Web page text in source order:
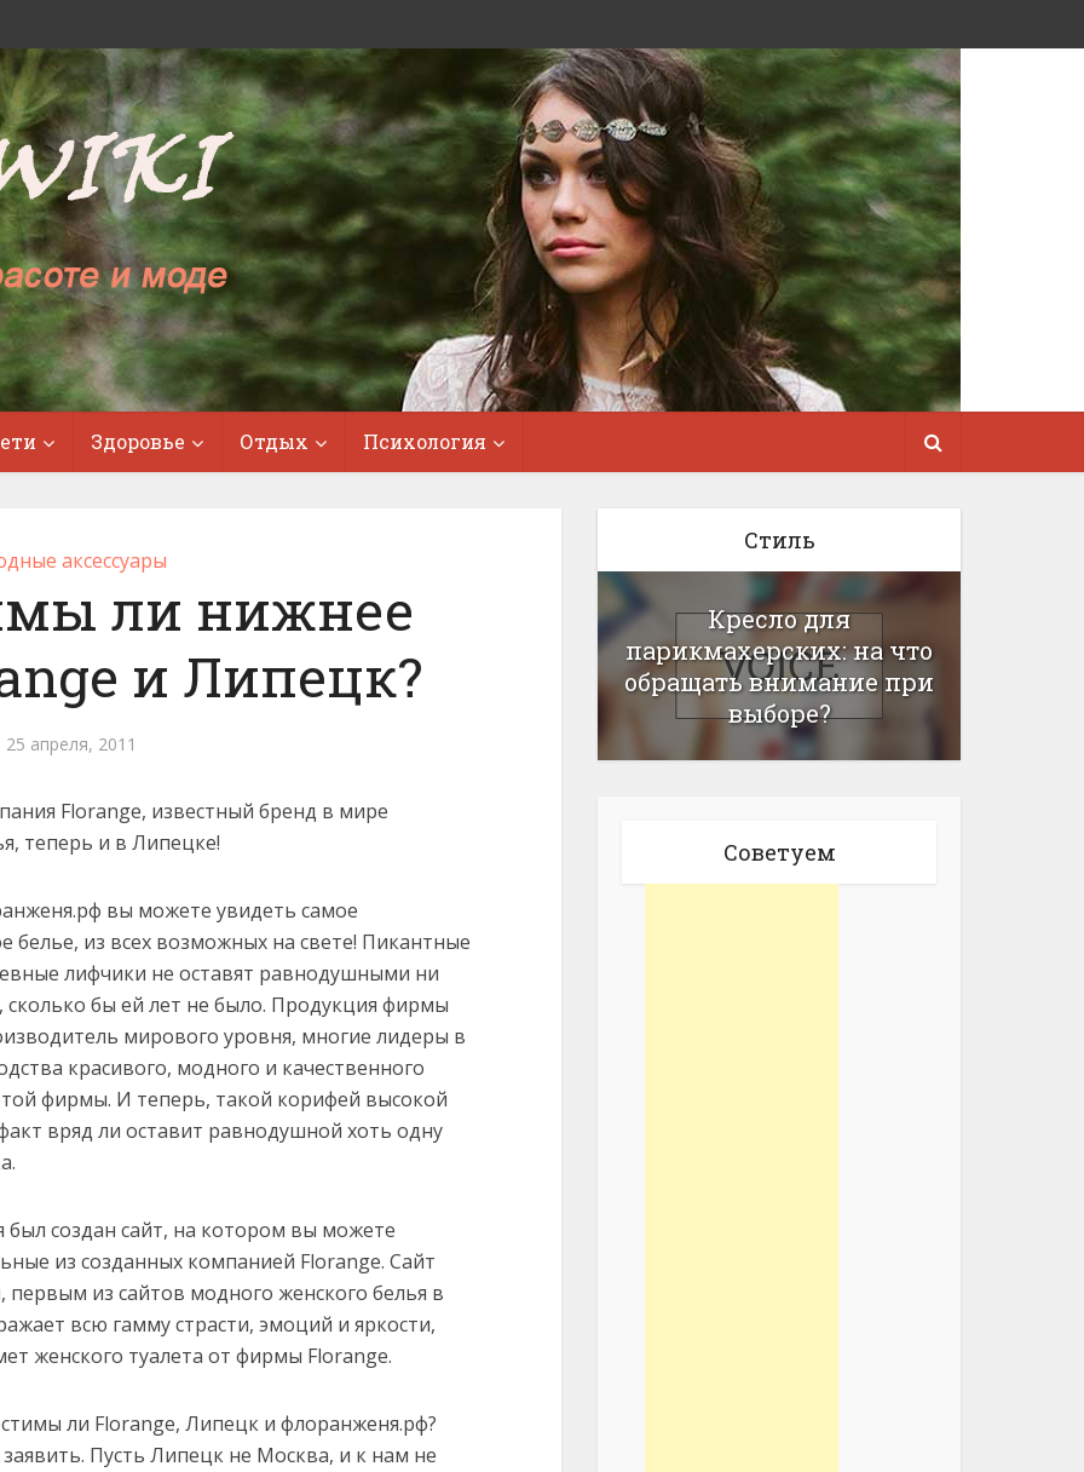
Здоровье Отдых Психология
аксессуары
ли нижнее
и Липецк?
25 апреля, 2011
Florange, известный бренд в мире
теперь и в Липецке!
вы можете увидеть самое
белье, из всех возможных на свете! Пикантные
лифчики не оставят равнодушными ни
сколько бы ей лет не было. Продукция фирмы
мирового уровня, многие лидеры в
красивого, модного и качественного
фирмы. И теперь, такой корифей высокой
вряд ли оставит равнодушной хоть одну
создан сайт, на котором вы можете
из созданных компанией Florange. Сайт
первым из сайтов модного женского белья в
всю гамму страсти, эмоций и яркости,
женского туалета от фирмы Florange.
ли Florange, Липецк и флоранженя.рф?
Пусть Липецк не Москва, и к нам не
Стиль
Кресло для
парикмахерских: на что
обращать внимание при
выборе?
Советуем